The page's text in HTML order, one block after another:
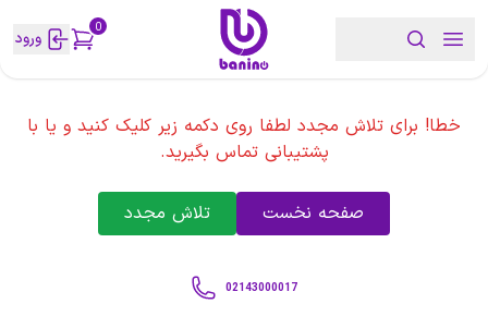
0 ورود
خطا! برای تلاش مجدد لطفا روی دکمه زیر کلیک کنید و یا با
پشتیبانی تماس بگیرید.
صفحه نخست تلاش مجدد
02143000017